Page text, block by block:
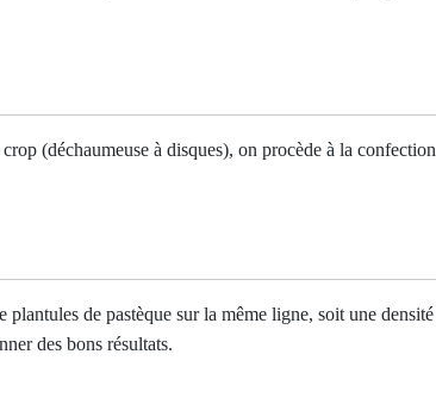
(déchaumeuse à disques), on procède à la
de pastèque sur la même ligne, soit une
des bons résultats.